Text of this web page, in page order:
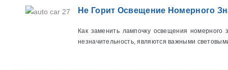
Не Горит Освещение Номерного
Как заменить лампочку освещения
незначительность, являются важными